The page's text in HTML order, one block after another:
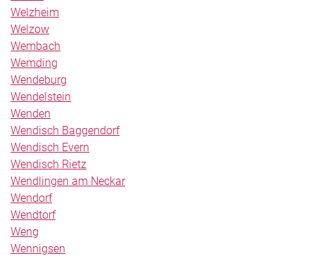
Welzheim
Welzow
Wembach
Wemding
Wendeburg
Wendelstein
Wenden
Wendisch Baggendorf
Wendisch Evern
Wendisch Rietz
Wendlingen am Neckar
Wendorf
Wendtorf
Weng
Wennigsen